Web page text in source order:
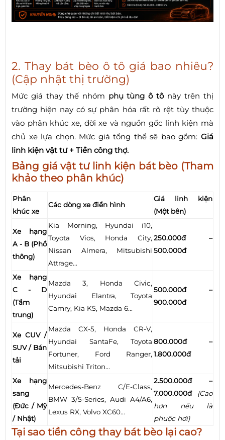
2. Thay bát bèo ô tô giá bao nhiêu?
(Cập nhật thị trường)
Mức giá thay thế nhóm phụ tùng ô tônày trên thị
trường hiện nay có sự phân hóa rất rõ rệt tùy thuộc
vào phân khúc xe, đời xe và nguồn gốc linh kiện mà
chủ xe lựa chọn. Mức giá tổng thể sẽ bao gồm: Giá
linh kiện vật tư + Tiền công thợ.
Bảng giá vật tư linh kiện bát bèo (Tham
khảo theo phân khúc)
Phân
khúc xe
Các dòng xe điển hình
Giá linh kiện
(Một bên)
Xe hạng
A - B (Phổ
thông)
Kia Morning, Hyundai i10,
Toyota Vios, Honda City,
Nissan Almera, Mitsubishi
Attrage...
250.000đ –
500.000đ
Xe hạng
C - D
(Tầm
trung)
Mazda 3, Honda Civic,
Hyundai Elantra, Toyota
Camry, Kia K5, Mazda 6...
500.000đ –
900.000đ
Xe CUV /
SUV / Bán
tải
Mazda CX-5, Honda CR-V,
Hyundai SantaFe, Toyota
Fortuner, Ford Ranger,
Mitsubishi Triton...
800.000đ –
1.800.000đ
Xe hạng
sang
(Đức / Mỹ
/ Nhật)
Mercedes-Benz C/E-Class,
BMW 3/5-Series, Audi A4/A6,
Lexus RX, Volvo XC60...
2.500.000đ –
7.000.000đ
(Cao
hơn nếu là
phuộc hơi)
Tại sao tiền công thay bát bèo lại cao?